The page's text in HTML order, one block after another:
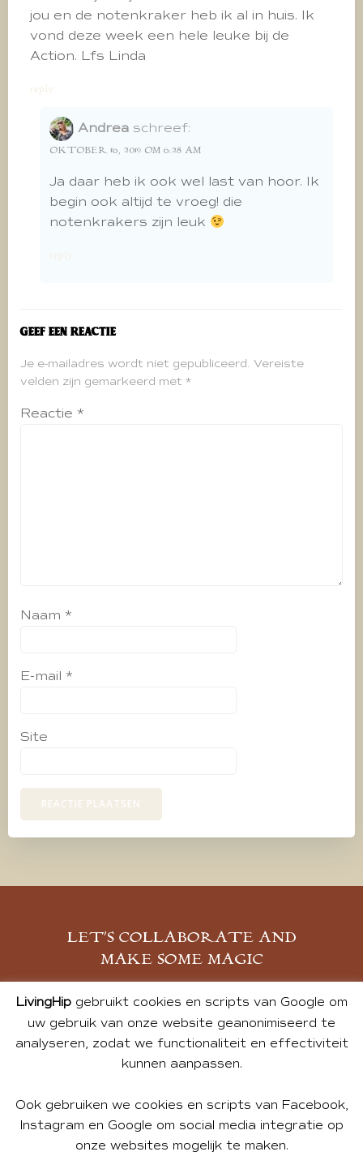
jou en de notenkraker heb ik al in huis. Ik
vond deze week een hele leuke bij de
Action. Lfs Linda
reply
Andrea schreef:
OKTOBER 16, 2019 OM 6:28 AM
Ja daar heb ik ook wel last van hoor. Ik
begin ook altijd te vroeg! die
notenkrakers zijn leuk
reply
Geef een reactie
Je e-mailadres wordt niet gepubliceerd. Vereiste
velden zijn gemarkeerd met *
Reactie *
Naam *
E-mail *
Site
LET’S COLLABORATE AND
MAKE SOME MAGIC
MELD JE AAN
LivingHipgebruikt cookies en scripts van Google om
uw gebruik van onze website geanonimiseerd te
analyseren, zodat we functionaliteit en effectiviteit
kunnen aanpassen.
Ook gebruiken we cookies en scripts van Facebook,
Instagram en Google om social media integratie op
onze websites mogelijk te maken.